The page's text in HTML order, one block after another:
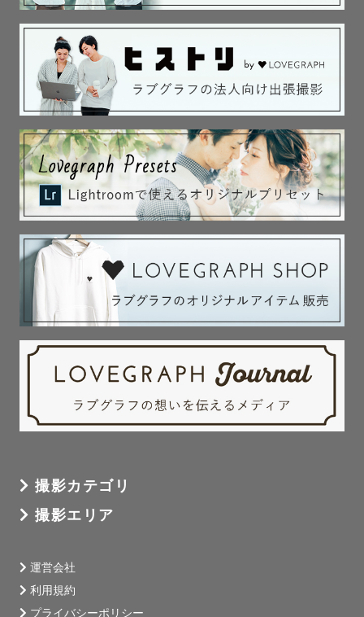
☘️写真への想い☘️
子どもが初めて歩いた日や、
初めての誕生日は、きっと覚えている。
でも、
最後に抱っこ紐を使った日や
最後に手をつないで歩いた日、
気づかないまま過ぎていく。
「あれが最後だったんだね」って、
あとになって、ふと気づく。
だから私は、
何度も同じ絵本を読んでほしいと言ってくれる日々も、
“いつの間にか過ぎていく今”を残したいと思っています。
写真は、未来の自分への手紙みたいなもの。
そのときは当たり前だった日常が、
撮影カテゴリ
撮影エリア
運営会社
利用規約
プライバシーポリシー